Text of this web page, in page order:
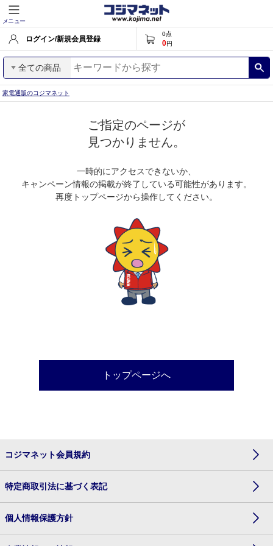
メニュー
ログイン/新規会員登録
0点
0円
全ての商品
家電通販のコジマネット
ご指定のページが
見つかりません。
一時的にアクセスできないか、
キャンペーン情報の掲載が終了している可能性があります。
再度トップページから操作してください。
トップページへ
コジマネット会員規約
特定商取引法に基づく表記
個人情報保護方針